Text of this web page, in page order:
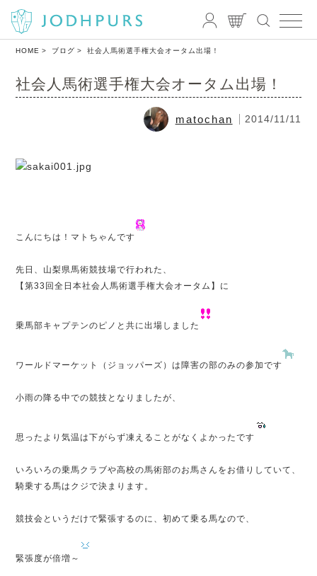
HOME ブログ 社会人馬術選手権大会オータム出場！
社会人馬術選手権大会オータム出場！
matochan 2014/11/11
こんにちは！マトちゃんです
先日、山梨県馬術競技場で行われた、
【第33回全日本社会人馬術選手権大会オータム】に
乗馬部キャプテンのピノと共に出場しました
ワールドマーケット（ジョッパーズ）は障害の部のみの参加です
小雨の降る中での競技となりましたが、
思ったより気温は下がらず凍えることがなくよかったです
いろいろの乗馬クラブや高校の馬術部のお馬さんをお借りしていて、
騎乗する馬はクジで決まります。
競技会というだけで緊張するのに、初めて乗る馬なので、
緊張度が倍増～